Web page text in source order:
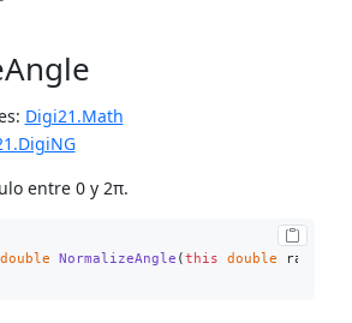
Digi21.Math
entre 0 y 2π.
double NormalizeAngle (this double radians